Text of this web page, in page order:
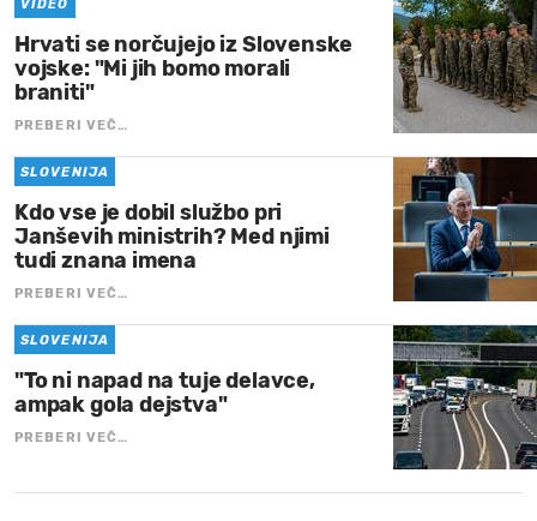
VIDEO
Hrvati se norčujejo iz Slovenske
vojske: "Mi jih bomo morali
braniti"
PREBERI VEČ…
SLOVENIJA
Kdo vse je dobil službo pri
Janševih ministrih? Med njimi
tudi znana imena
PREBERI VEČ…
SLOVENIJA
"To ni napad na tuje delavce,
ampak gola dejstva"
PREBERI VEČ…